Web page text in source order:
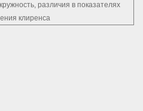
различия в показателях
клиренса